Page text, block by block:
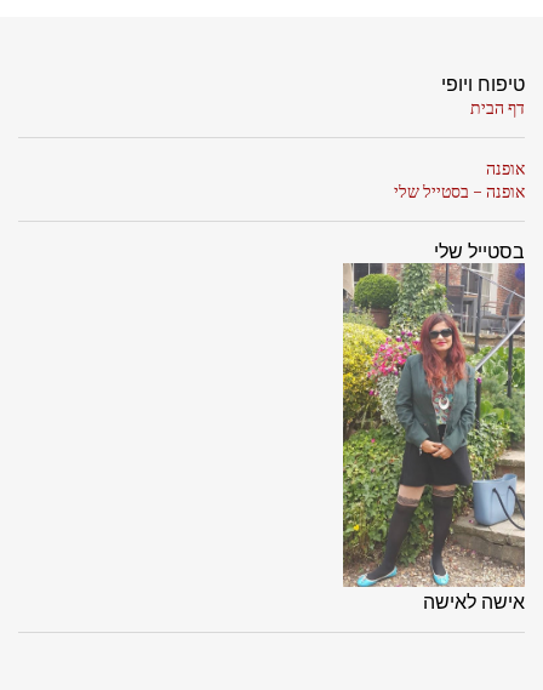
טיפוח ויופי
דף הבית
אופנה
אופנה - בסטייל שלי
בסטייל שלי
אישה לאישה